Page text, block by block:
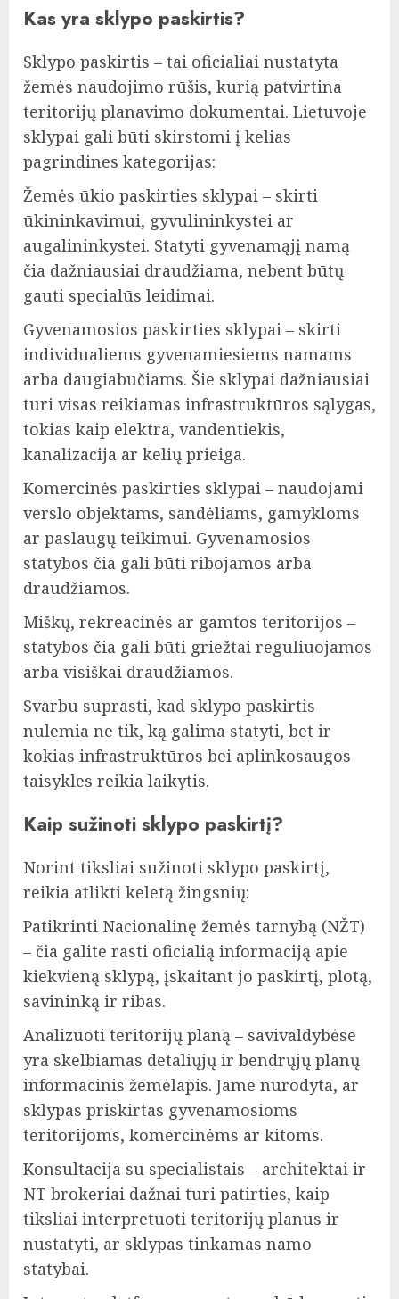
Kas yra sklypo paskirtis?
Sklypo paskirtis – tai oficialiai nustatyta
žemės naudojimo rūšis, kurią patvirtina
teritorijų planavimo dokumentai. Lietuvoje
sklypai gali būti skirstomi į kelias
pagrindines kategorijas:
Žemės ūkio paskirties sklypai – skirti
ūkininkavimui, gyvulininkystei ar
augalininkystei. Statyti gyvenamąjį namą
čia dažniausiai draudžiama, nebent būtų
gauti specialūs leidimai.
Gyvenamosios paskirties sklypai – skirti
individualiems gyvenamiesiems namams
arba daugiabučiams. Šie sklypai dažniausiai
turi visas reikiamas infrastruktūros sąlygas,
tokias kaip elektra, vandentiekis,
kanalizacija ar kelių prieiga.
Komercinės paskirties sklypai – naudojami
verslo objektams, sandėliams, gamykloms
ar paslaugų teikimui. Gyvenamosios
statybos čia gali būti ribojamos arba
draudžiamos.
Miškų, rekreacinės ar gamtos teritorijos –
statybos čia gali būti griežtai reguliuojamos
arba visiškai draudžiamos.
Svarbu suprasti, kad sklypo paskirtis
nulemia ne tik, ką galima statyti, bet ir
kokias infrastruktūros bei aplinkosaugos
taisykles reikia laikytis.
Kaip sužinoti sklypo paskirtį?
Norint tiksliai sužinoti sklypo paskirtį,
reikia atlikti keletą žingsnių:
Patikrinti Nacionalinę žemės tarnybą (NŽT)
– čia galite rasti oficialią informaciją apie
kiekvieną sklypą, įskaitant jo paskirtį, plotą,
savininką ir ribas.
Analizuoti teritorijų planą – savivaldybėse
yra skelbiamas detaliųjų ir bendrųjų planų
informacinis žemėlapis. Jame nurodyta, ar
sklypas priskirtas gyvenamosioms
teritorijoms, komercinėms ar kitoms.
Konsultacija su specialistais – architektai ir
NT brokeriai dažnai turi patirties, kaip
tiksliai interpretuoti teritorijų planus ir
nustatyti, ar sklypas tinkamas namo
statybai.